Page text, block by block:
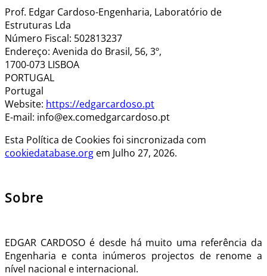
Prof. Edgar Cardoso-Engenharia, Laboratório de
Estruturas Lda
Número Fiscal: 502813237
Endereço: Avenida do Brasil, 56, 3º,
1700-073 LISBOA
PORTUGAL
Portugal
Website: https://edgarcardoso.pt
E-mail: info@ex.comedgarcardoso.pt
Esta Política de Cookies foi sincronizada com
cookiedatabase.org em Julho 27, 2026.
Sobre
EDGAR CARDOSO é desde há muito uma referência da
Engenharia e conta inúmeros projectos de renome a
nível nacional e internacional.